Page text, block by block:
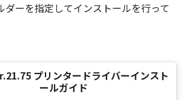
ドユーザー”とは、米国政府の機
The SOFTWARE is a "commercial
term is defined at 48 C.F.R.
consisting of "commercial
ダーを指定してインストールを行って
プリンタードライバーインスト
ールガイド